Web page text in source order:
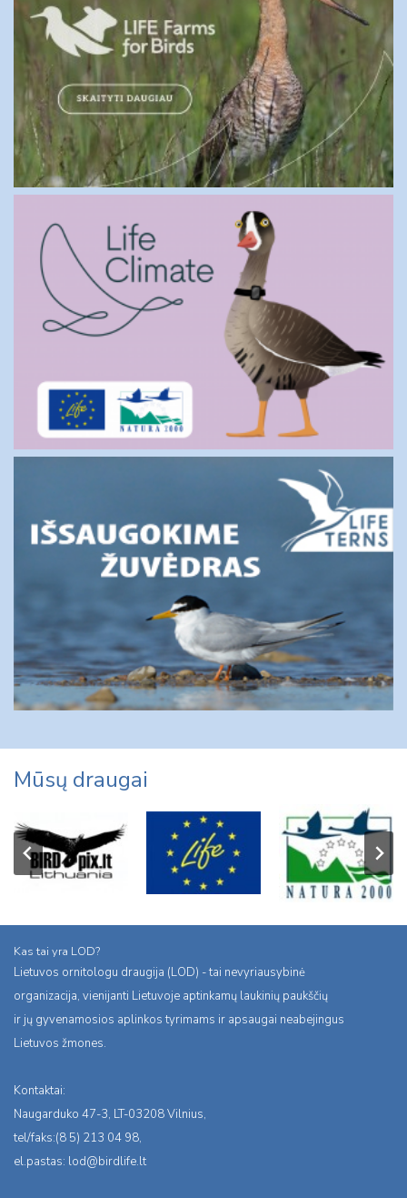
Mūsų draugai
Kas tai yra LOD?
Lietuvos ornitologu draugija (LOD) - tai nevyriausybinė
organizacija, vienijanti Lietuvoje aptinkamų laukinių paukščių
ir jų gyvenamosios aplinkos tyrimams ir apsaugai neabejingus
Lietuvos žmones.
Kontaktai:
Naugarduko 47-3, LT-03208 Vilnius,
tel/faks:(8 5) 213 04 98,
el.pastas: lod@birdlife.lt